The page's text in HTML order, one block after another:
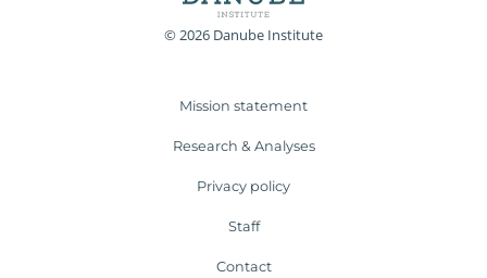
© 2026 Danube Institute
Mission statement
Research & Analyses
Privacy policy
Staff
Contact